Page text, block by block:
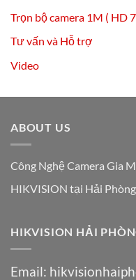
Trọn bộ camera 1M ( HD
Tư vấn và Hỗ trợ
Video
ABOUT US
Công Nghệ Camera Gia
HIKVISION tại Hải Phòng
HIKVISION HẢI
Email: